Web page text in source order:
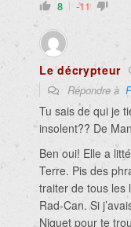
8 -11
Le décrypteur
Répondre à
Tu sais de qui je
insolent?? De
Ben oui! Elle a
Terre. Pis des
traiter de tous les
Rad-Can. Si
Niquet pour te